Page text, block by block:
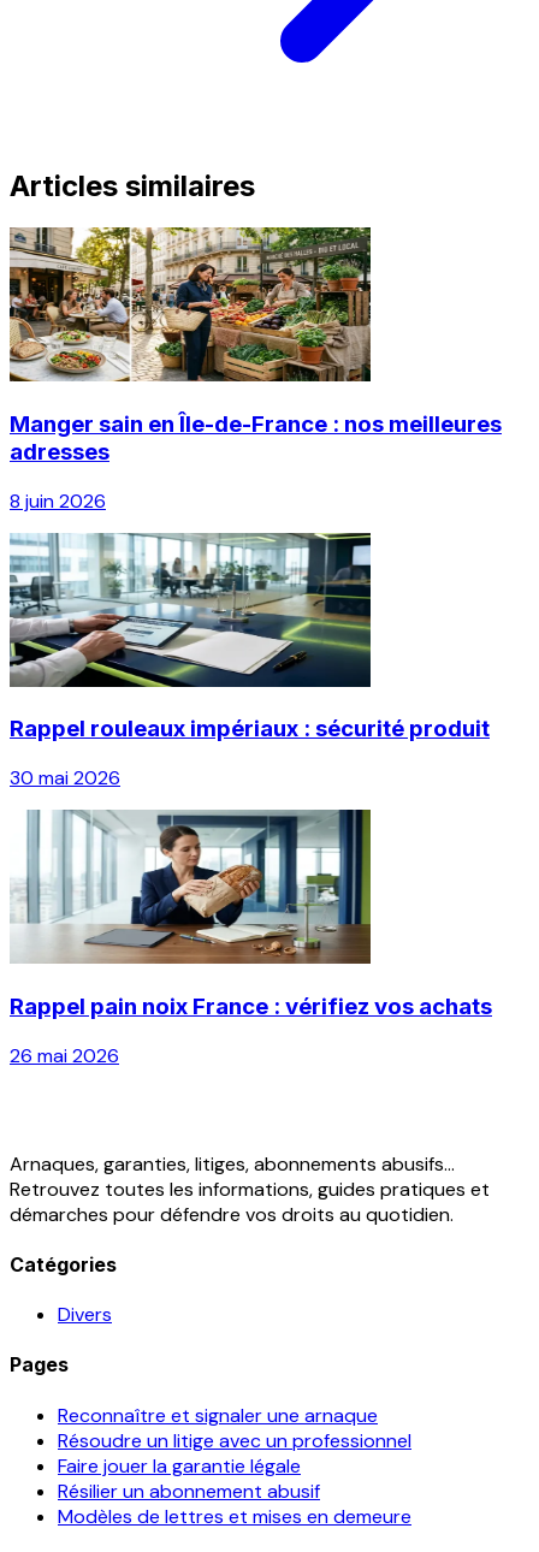
Articles similaires
Manger sain en Île-de-France : nos meilleures
adresses
8 juin 2026
Rappel rouleaux impériaux : sécurité produit
30 mai 2026
Rappel pain noix France : vérifiez vos achats
26 mai 2026
Arnaques, garanties, litiges, abonnements abusifs...
Retrouvez toutes les informations, guides pratiques et
démarches pour défendre vos droits au quotidien.
Catégories
Divers
Pages
Reconnaître et signaler une arnaque
Résoudre un litige avec un professionnel
Faire jouer la garantie légale
Résilier un abonnement abusif
Modèles de lettres et mises en demeure